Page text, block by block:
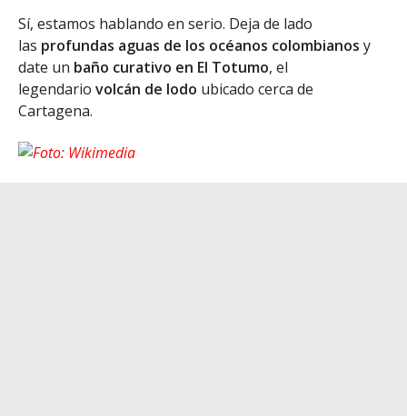
Sí, estamos hablando en serio. Deja de lado
las profundas aguas de los océanos colombianos y
date un baño curativo en El Totumo, el
legendario volcán de lodo ubicado cerca de
Cartagena.